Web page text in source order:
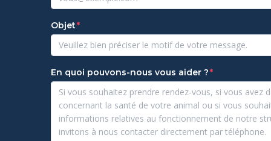
Objet
En quoi pouvons-nous vous aider ?